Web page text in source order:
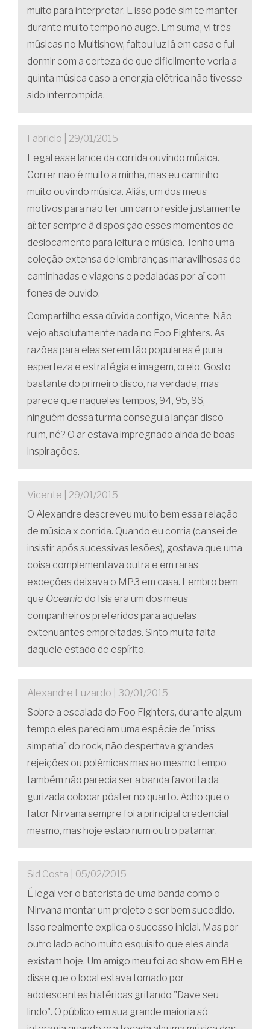
muito para interpretar. E isso pode sim te manter
durante muito tempo no auge. Em suma, vi três
músicas no Multishow, faltou luz lá em casa e fui
dormir com a certeza de que dificilmente veria a
quinta música caso a energia elétrica não tivesse
sido interrompida.
Fabricio | 29/01/2015
Legal esse lance da corrida ouvindo música.
Correr não é muito a minha, mas eu caminho
muito ouvindo música. Aliás, um dos meus
motivos para não ter um carro reside justamente
aí: ter sempre à disposição esses momentos de
deslocamento para leitura e música. Tenho uma
coleção extensa de lembranças maravilhosas de
caminhadas e viagens e pedaladas por aí com
fones de ouvido.
Compartilho essa dúvida contigo, Vicente. Não
vejo absolutamente nada no Foo Fighters. As
razões para eles serem tão populares é pura
esperteza e estratégia e imagem, creio. Gosto
bastante do primeiro disco, na verdade, mas
parece que naqueles tempos, 94, 95, 96,
ninguém dessa turma conseguia lançar disco
ruim, né? O ar estava impregnado ainda de boas
inspirações.
Vicente | 29/01/2015
O Alexandre descreveu muito bem essa relação
de música x corrida. Quando eu corria (cansei de
insistir após sucessivas lesões), gostava que uma
coisa complementava outra e em raras
exceções deixava o MP3 em casa. Lembro bem
que Oceanic do Isis era um dos meus
companheiros preferidos para aquelas
extenuantes empreitadas. Sinto muita falta
daquele estado de espírito.
Alexandre Luzardo | 30/01/2015
Sobre a escalada do Foo Fighters, durante algum
tempo eles pareciam uma espécie de "miss
simpatia" do rock, não despertava grandes
rejeições ou polêmicas mas ao mesmo tempo
também não parecia ser a banda favorita da
gurizada colocar pôster no quarto. Acho que o
fator Nirvana sempre foi a principal credencial
mesmo, mas hoje estão num outro patamar.
Sid Costa | 05/02/2015
É legal ver o baterista de uma banda como o
Nirvana montar um projeto e ser bem sucedido.
Isso realmente explica o sucesso inicial. Mas por
outro lado acho muito esquisito que eles ainda
existam hoje. Um amigo meu foi ao show em BH e
disse que o local estava tomado por
adolescentes histéricas gritando "Dave seu
lindo". O público em sua grande maioria só